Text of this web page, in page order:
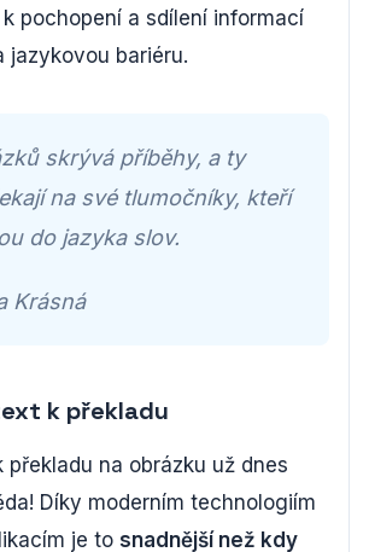
pochopení a sdílení informací
jazykovou bariéru.
skrývá příběhy, a ty
na své tlumočníky, kteří
do jazyka slov.
Krásná
k překladu
překladu na obrázku už dnes
Díky moderním technologiím
je to snadnější než kdy